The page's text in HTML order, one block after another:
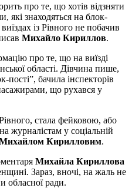
про те, що хотів відзняти
які знаходяться на блок-
із Рівного не побачив
Михайло Кириллов.
про те, що на виїзді
області. Дівчина пише,
бачила інспекторів
що рухався у
стала фейковою, або
журналістам у соціальній
Кирилловим.
Михайла Кириллова
Зараз, вночі, на жаль не
обласної ради.